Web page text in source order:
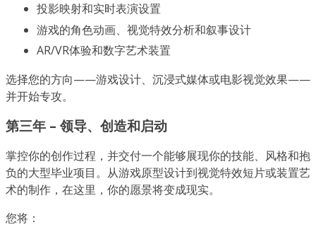
投影映射和实时表演设置
游戏的角色动画、视觉特效分析和叙事设计
AR/VR体验和数字艺术装置
选择您的方向——游戏设计、沉浸式媒体或电影视觉效果——
并开始专攻。
第三年 – 领导、创造和启动
掌控你的创作过程，并交付一个能够展现你的技能、风格和抱
负的大型毕业项目。从游戏原型设计到视觉特效短片或装置艺
术的制作，在这里，你的愿景将变成现实。
您将：